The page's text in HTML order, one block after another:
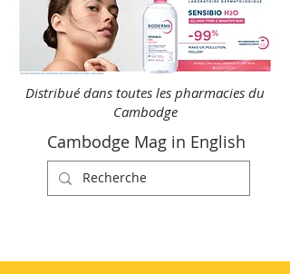
Distribué dans toutes les pharmacies du
Cambodge
Cambodge Mag in English